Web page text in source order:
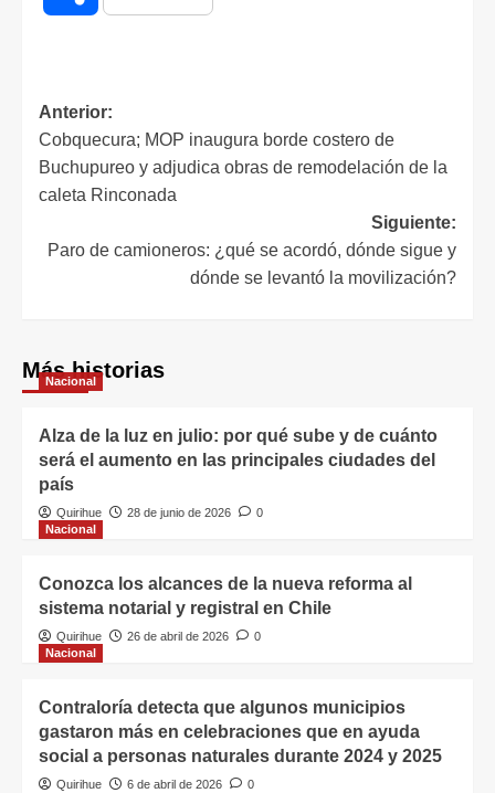
Anterior:
Cobquecura; MOP inaugura borde costero de
Buchupureo y adjudica obras de remodelación de la
caleta Rinconada
Siguiente:
Paro de camioneros: ¿qué se acordó, dónde sigue y
dónde se levantó la movilización?
Más historias
Nacional
Alza de la luz en julio: por qué sube y de cuánto
será el aumento en las principales ciudades del
país
Quirihue 28 de junio de 2026
0
Nacional
Conozca los alcances de la nueva reforma al
sistema notarial y registral en Chile
Quirihue 26 de abril de 2026
0
Nacional
Contraloría detecta que algunos municipios
gastaron más en celebraciones que en ayuda
social a personas naturales durante 2024 y 2025
Quirihue 6 de abril de 2026 0